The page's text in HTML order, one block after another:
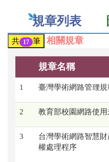
規章列表
共 17 筆 相關規章
規章名稱
1 臺灣學術網路管理
2 教育部校園網路使
3
台灣學術網路智慧
權處理程序